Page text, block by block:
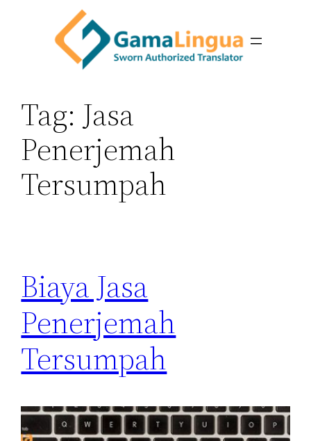
Tag: Jasa
Penerjemah
Tersumpah
Biaya Jasa
Penerjemah
Tersumpah